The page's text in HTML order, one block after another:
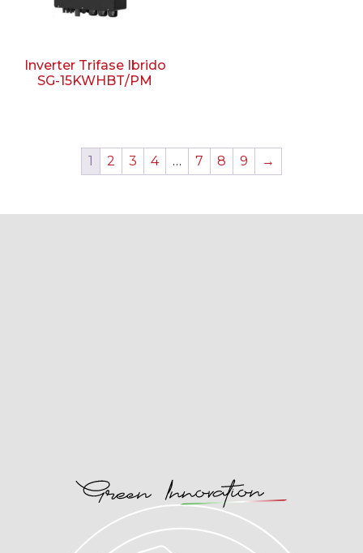
Inverter Trifase Ibrido
SG-15KWHBT/PM
1 2 3 4 … 7 8 9 →